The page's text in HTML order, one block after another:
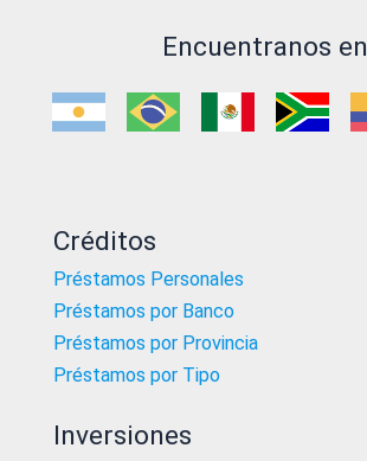
Encuentranos en
Créditos
Préstamos Personales
Préstamos por Banco
Préstamos por Provincia
Préstamos por Tipo
Inversiones